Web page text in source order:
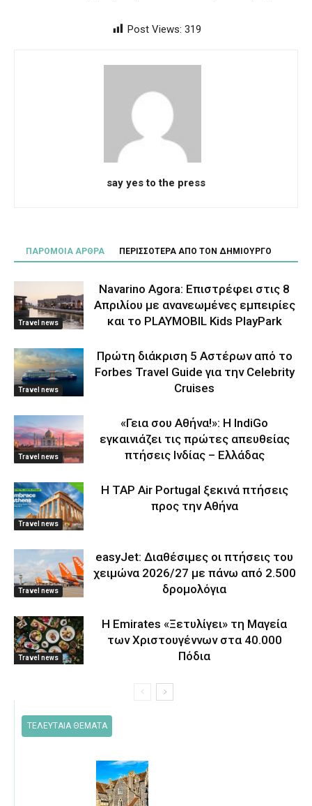
Post Views: 319
say yes to the press
ΠΑΡΟΜΟΙΑ ΑΡΘΡΑ ΠΕΡΙΣΣΟΤΕΡΑ ΑΠΟ ΤΟΝ ΔΗΜΙΟΥΡΓΟ
Travel news
Navarino Agora: Επιστρέφει στις 8
Απριλίου με ανανεωμένες εμπειρίες
και το PLAYMOBIL Kids PlayPark
Travel news
Πρώτη διάκριση 5 Αστέρων από το
Forbes Travel Guide για την Celebrity
Cruises
Travel news
«Γεια σου Αθήνα!»: Η IndiGo
εγκαινιάζει τις πρώτες απευθείας
πτήσεις Ινδίας – Ελλάδας
Travel news
Η TAP Air Portugal ξεκινά πτήσεις
προς την Αθήνα
Travel news
easyJet: Διαθέσιμες οι πτήσεις του
χειμώνα 2026/27 με πάνω από 2.500
δρομολόγια
Travel news
Η Emirates «Ξετυλίγει» τη Μαγεία
των Χριστουγέννων στα 40.000
Πόδια
ΤΕΛΕΥΤΑΙΑ ΘΕΜΑΤΑ